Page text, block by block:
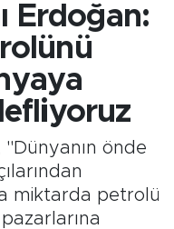
Erdoğan:
önde
miktarda petrolü